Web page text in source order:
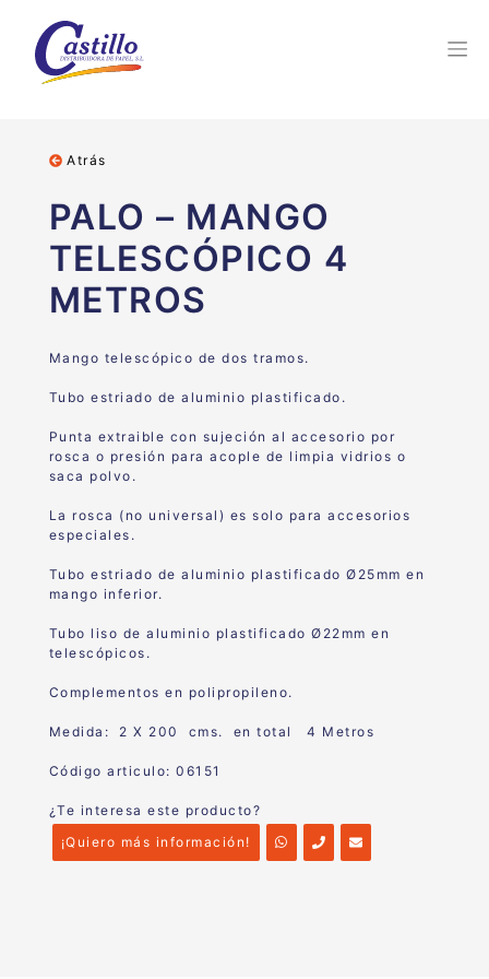
Atrás
PALO – MANGO
TELESCÓPICO 4
METROS
Mango telescópico de dos tramos.
Tubo estriado de aluminio plastificado.
Punta extraible con sujeción al accesorio por
rosca o presión para acople de limpia vidrios o
saca polvo.
La rosca (no universal) es solo para accesorios
especiales.
Tubo estriado de aluminio plastificado Ø25mm en
mango inferior.
Tubo liso de aluminio plastificado Ø22mm en
telescópicos.
Complementos en polipropileno.
Medida: 2 X 200 cms. en total 4 Metros
Código articulo: 06151
¿Te interesa este producto?
¡Quiero más información!